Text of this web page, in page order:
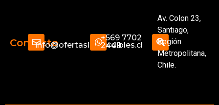
Contactoinfo@ofertasimperdibles.cl
+569 7702
2449
Av. Colon 23,
Santiago,
Región
Metropolitana,
Chile.